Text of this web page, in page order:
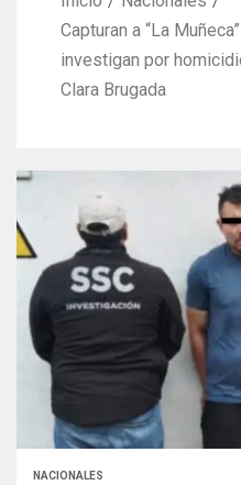
Capturan a “La
investigan por
Clara Brugada
NACIONALES